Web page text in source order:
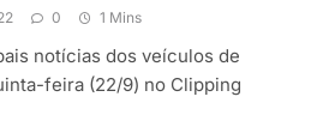
0 1 Mins
notícias dos veículos de
feira (22/9) no Clipping